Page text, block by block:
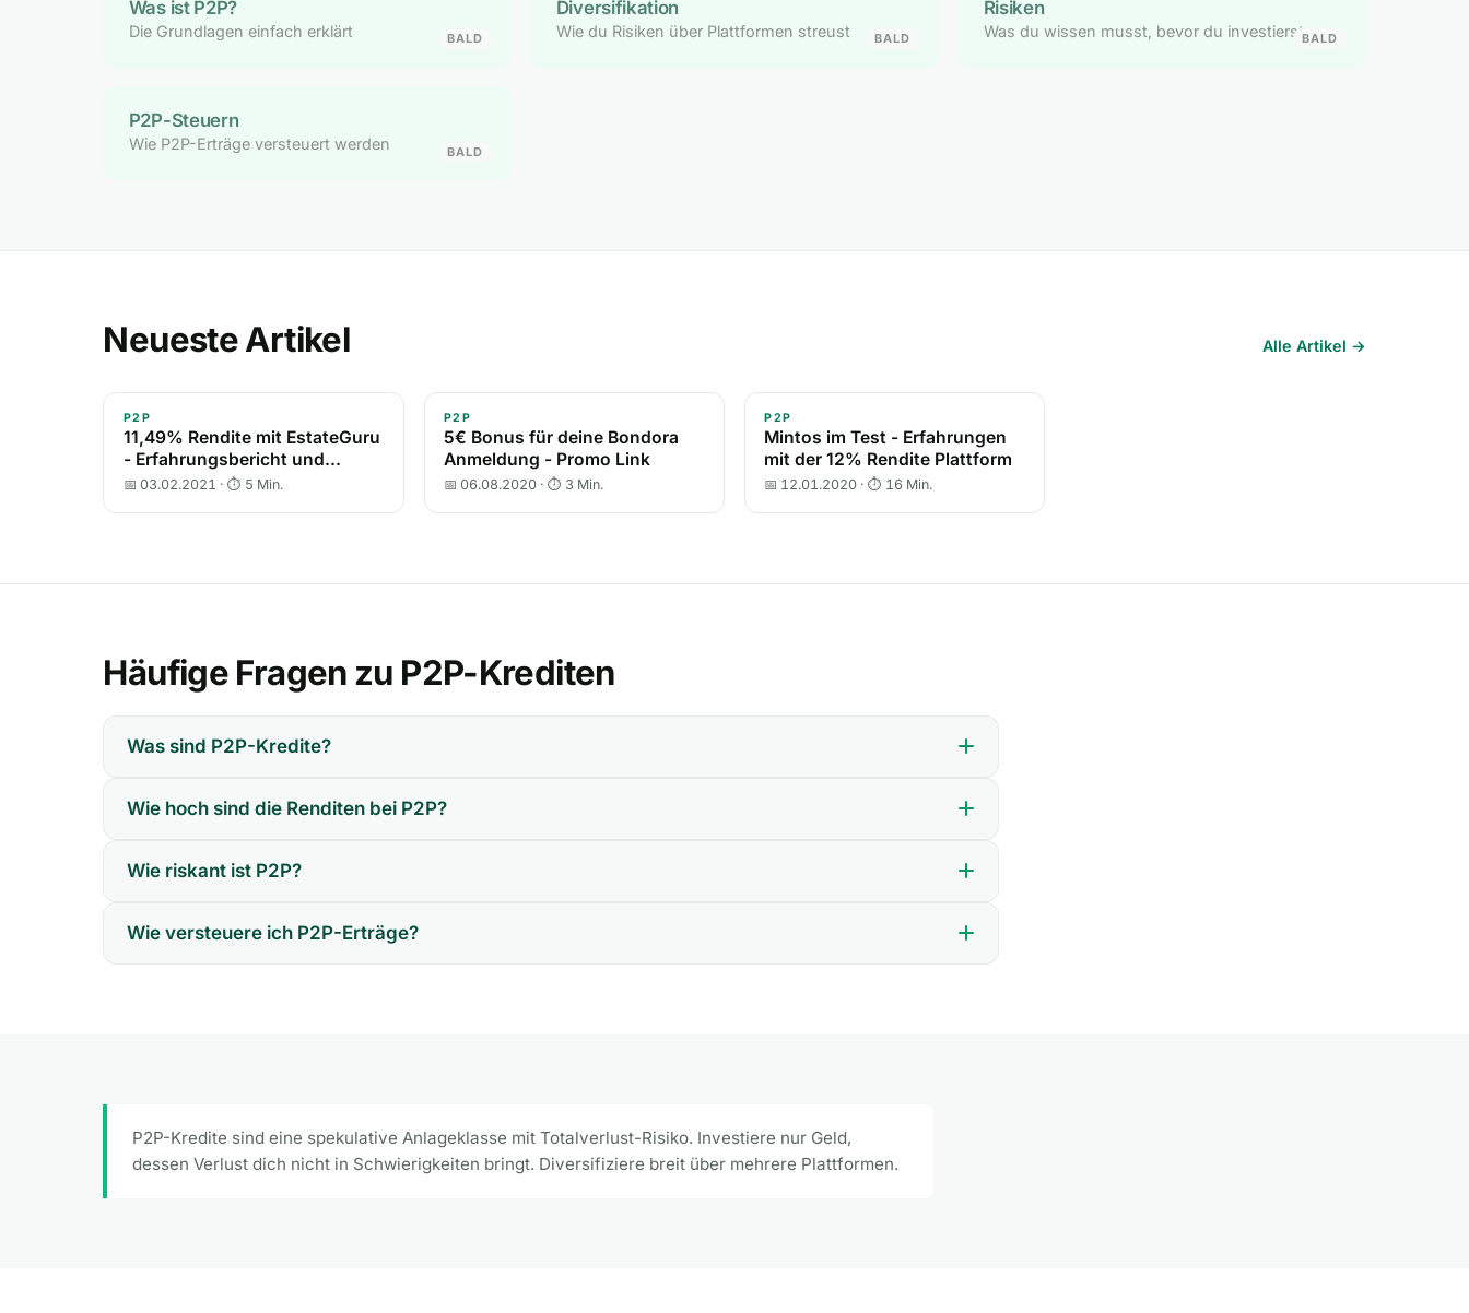
Was ist P2P?
Die Grundlagen einfach erklärt BALD
Diversifikation
Wie du Risiken über Plattformen streust BALD
Risiken
Was du wissen musst, bevor du investierstBALD
P2P-Steuern
Wie P2P-Erträge versteuert werden BALD
Neueste Artikel Alle Artikel →
P2P
11,49% Rendite mit EstateGuru
- Erfahrungsbericht und
Review
📅 03.02.2021 · ⏱ 5 Min.
P2P
5€ Bonus für deine Bondora
Anmeldung - Promo Link
📅 06.08.2020 · ⏱ 3 Min.
P2P
Mintos im Test - Erfahrungen
mit der 12% Rendite Plattform
📅 12.01.2020 · ⏱ 16 Min.
Häufige Fragen zu P2P-Krediten
Was sind P2P-Kredite?
Wie hoch sind die Renditen bei P2P?
Wie riskant ist P2P?
Wie versteuere ich P2P-Erträge?
P2P-Kredite sind eine spekulative Anlageklasse mit Totalverlust-Risiko. Investiere nur Geld,
dessen Verlust dich nicht in Schwierigkeiten bringt. Diversifiziere breit über mehrere Plattformen.